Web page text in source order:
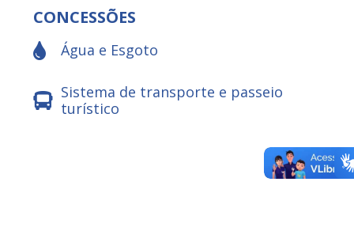
CONCESSÕES
Água e Esgoto
Sistema de transporte e passeio
turístico